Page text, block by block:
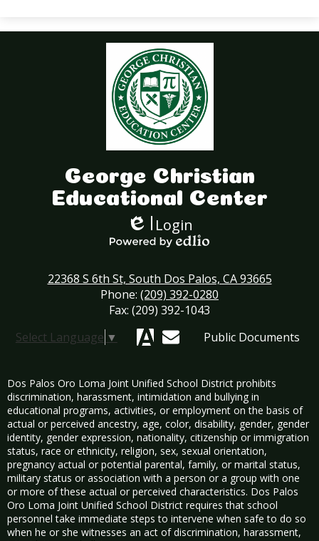
George Christian
Educational Center
Edlio
Login
22368 S 6th St, South Dos Palos, CA 93665
Phone: (209) 392-0280
Fax: (209) 392-1043
Select Language ▼
Public Documents
Dos Palos Oro Loma Joint Unified School District prohibits
discrimination, harassment, intimidation and bullying in
educational programs, activities, or employment on the basis of
actual or perceived ancestry, age, color, disability, gender, gender
identity, gender expression, nationality, citizenship or immigration
status, race or ethnicity, religion, sex, sexual orientation,
pregnancy actual or potential parental, family, or marital status,
military status or association with a person or a group with one
or more of these actual or perceived characteristics. Dos Palos
Oro Loma Joint Unified School District requires that school
personnel take immediate steps to intervene when safe to do so
when he or she witnesses an act of discrimination, harassment,